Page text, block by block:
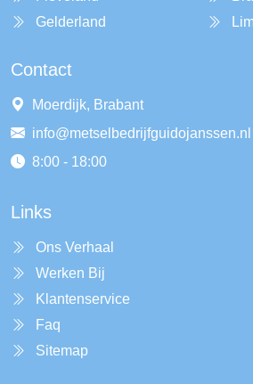
Gelderland
Contact
Moerdijk, Brabant
info@metselbedrijfguidojanssen.nl
8:00 - 18:00
Links
Ons Verhaal
Werken Bij
Klantenservice
Faq
Sitemap